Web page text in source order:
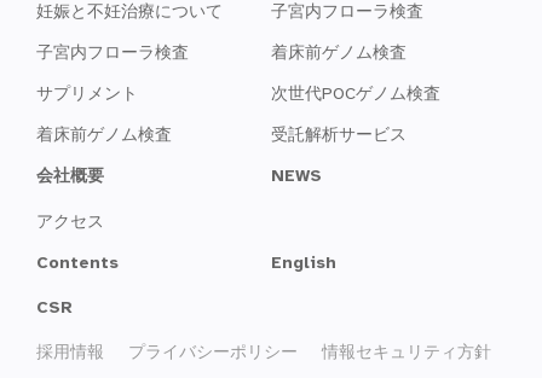
妊娠と不妊治療について
子宮内フローラ検査
サプリメント
着床前ゲノム検査
子宮内フローラ検査
着床前ゲノム検査
次世代POCゲノム検査
受託解析サービス
会社概要
アクセス
NEWS
Contents English
CSR
採用情報 プライバシーポリシー 情報セキュリティ方針